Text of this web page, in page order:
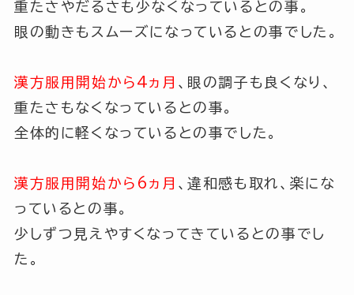
重たさやだるさも少なくなっているとの事。
眼の動きもスムーズになっているとの事でした。
漢方服用開始から4ヵ月 、眼の調子も良くなり、
重たさもなくなっているとの事。
全体的に軽くなっているとの事でした。
漢方服用開始から6ヵ月 、違和感も取れ、楽にな
っているとの事。
少しずつ見えやすくなってきているとの事でし
た。